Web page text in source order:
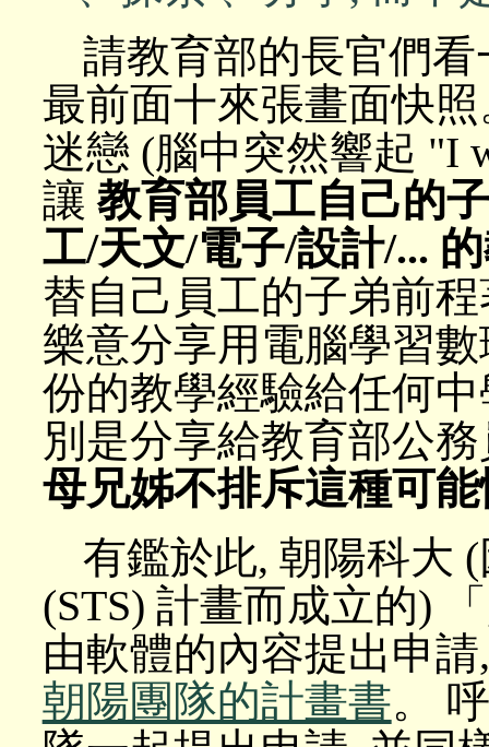
請教育部的長官們
最前面十來張畫面快
迷戀 (腦中突然響起 "I
讓教育部員工自己的
工/天文/電子/設計/...
替自己員工的子弟前
樂意分享用電腦學習
份的教學經驗給任何
別是分享給教育部公
母兄姊不排斥這種可
有鑑於此, 朝陽科大
(STS) 計畫而成立的)
由軟體的內容提出申
朝陽團隊的計畫書。